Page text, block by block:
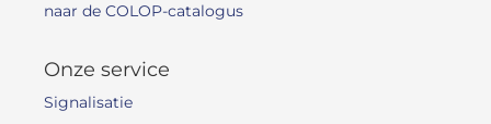
naar de COLOP-catalogus
Onze service
Signalisatie